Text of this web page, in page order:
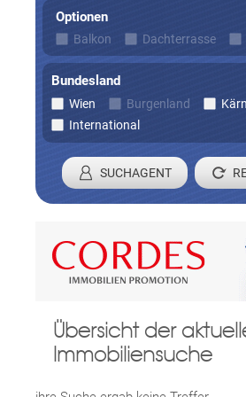
Optionen
Balkon Dachterrasse
Bundesland
Wien Burgenland
International
SUCHAGENT
Registrieren
Damit wir ihre Anfrage
Übersicht der
Immobiliensuche